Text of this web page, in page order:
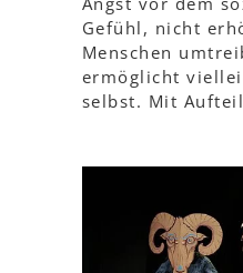
Gefühl, nicht
Menschen
ermöglicht
selbst. Mit